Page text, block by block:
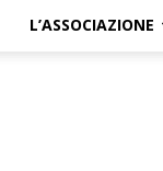
L’ASSOCIAZIONE